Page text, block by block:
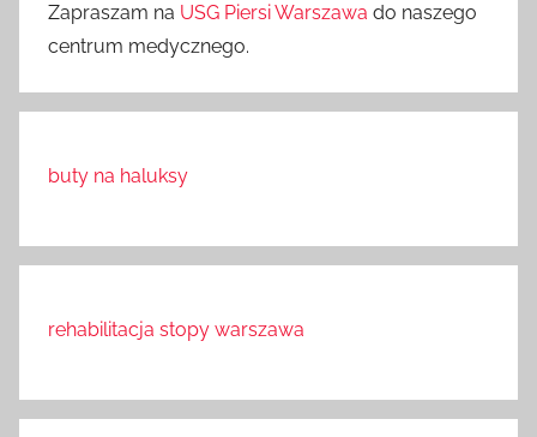
Zapraszam na USG Piersi Warszawa do naszego
centrum medycznego.
buty na haluksy
rehabilitacja stopy warszawa